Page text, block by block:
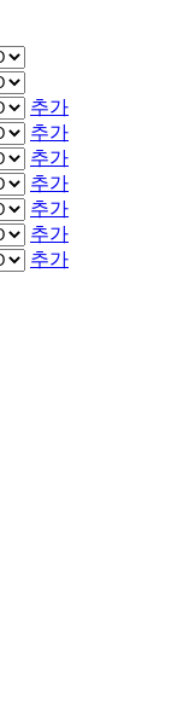
추가
추가
추가
추가
추가
추가
추가